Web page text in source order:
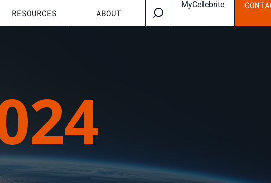
RESOURCES ABOUT
MyCellebrite